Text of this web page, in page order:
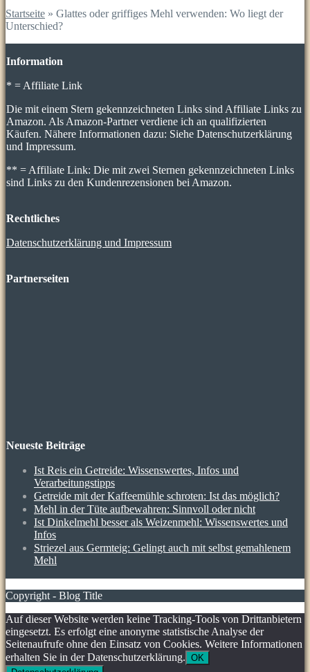
Startseite » Glattes oder griffiges Mehl verwenden: Wo liegt der
Unterschied?
Information
* = Affiliate Link
Die mit einem Stern gekennzeichneten Links sind Affiliate Links zu
Amazon. Als Amazon-Partner verdiene ich an qualifizierten
Käufen. Nähere Informationen dazu: Siehe Datenschutzerklärung
und Impressum.
** = Affiliate Link: Die mit zwei Sternen gekennzeichneten Links
sind Links zu den Kundenrezensionen bei Amazon.
Rechtliches
Datenschutzerklärung und Impressum
Partnerseiten
Neueste Beiträge
Ist Reis ein Getreide: Wissenswertes, Infos und
Verarbeitungstipps
Getreide mit der Kaffeemühle schroten: Ist das möglich?
Mehl in der Tüte aufbewahren: Sinnvoll oder nicht
Ist Dinkelmehl besser als Weizenmehl: Wissenswertes und
Infos
Striezel aus Germteig: Gelingt auch mit selbst gemahlenem
Mehl
Copyright - Blog Title
Auf dieser Website werden keine Tracking-Tools von Drittanbietern
eingesetzt. Es erfolgt eine anonyme statistische Analyse der
Seitenaufrufe ohne den Einsatz von Cookies. Weitere Informationen
erhalten Sie in der Datenschutzerklärung. OK